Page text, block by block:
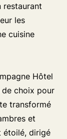
restaurant
les
cuisine
Hôtel
de choix pour
transformé
et
étoilé, dirigé